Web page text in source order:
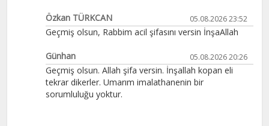
Özkan TÜRKCAN 05.08.2026 23:52
Geçmiş olsun, Rabbim acil şifasını versin İnşaAllah
Günhan 05.08.2026 20:26
Geçmiş olsun. Allah şifa versin. İnşallah kopan eli
tekrar dikerler. Umarım imalathanenin bir
sorumluluğu yoktur.